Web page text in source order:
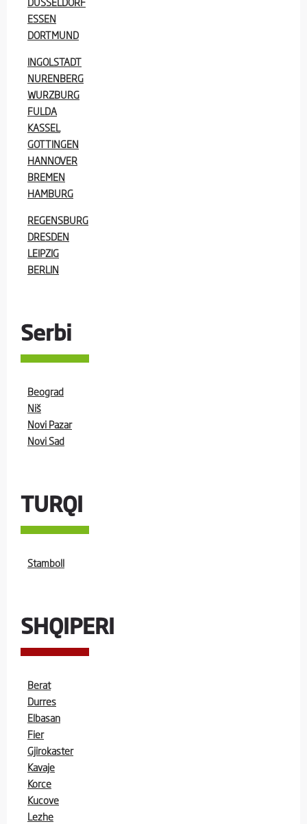
ESSEN
DORTMUND
INGOLSTADT
NURENBERG
WURZBURG
FULDA
KASSEL
GOTTINGEN
HANNOVER
BREMEN
HAMBURG
REGENSBURG
DRESDEN
LEIPZIG
BERLIN
Serbi
Beograd
Niš
Novi Pazar
Novi Sad
TURQI
Stamboll
SHQIPERI
Berat
Durres
Elbasan
Fier
Gjirokaster
Kavaje
Korce
Kucove
Lezhe